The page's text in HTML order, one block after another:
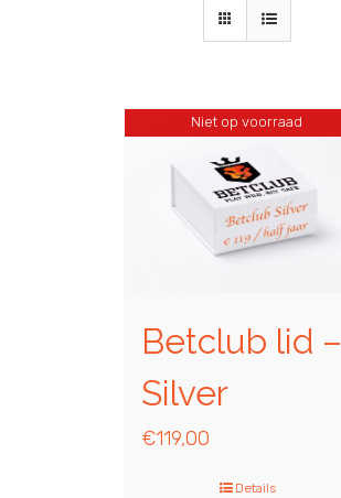
Niet op voorraad
Betclub lid –
Silver
€119,00
Details